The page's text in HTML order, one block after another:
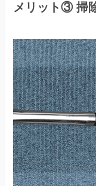
メリット③ 掃